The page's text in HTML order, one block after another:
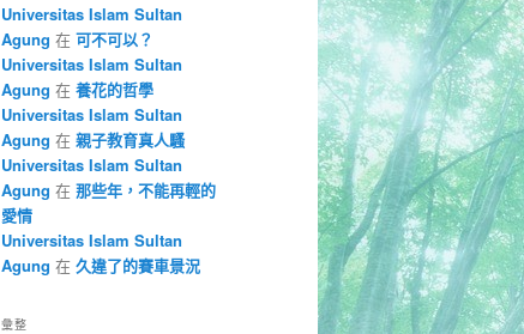
Universitas Islam Sultan
Agung 在 可不可以？
Universitas Islam Sultan
Agung 在 養花的哲學
Universitas Islam Sultan
Agung 在 親子教育真人騷
Universitas Islam Sultan
Agung 在 那些年，不能再輕的
愛情
Universitas Islam Sultan
Agung 在 久違了的賽車景況
彙整